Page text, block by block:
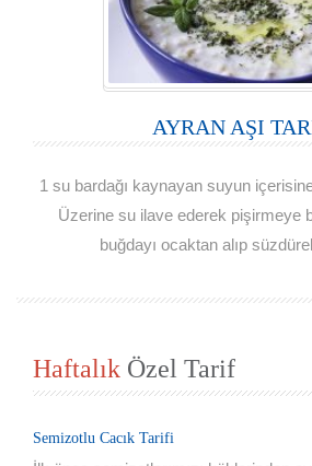
AYRAN AŞI
1 su bardağı kaynayan suyun
Üzerine su ilave ederek pişirmeye
buğdayı ocaktan alıp
Haftalık Özel Tarif
Semizotlu Cacık Tarifi